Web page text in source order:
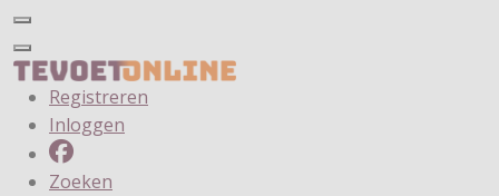
Registreren
Inloggen
Zoeken